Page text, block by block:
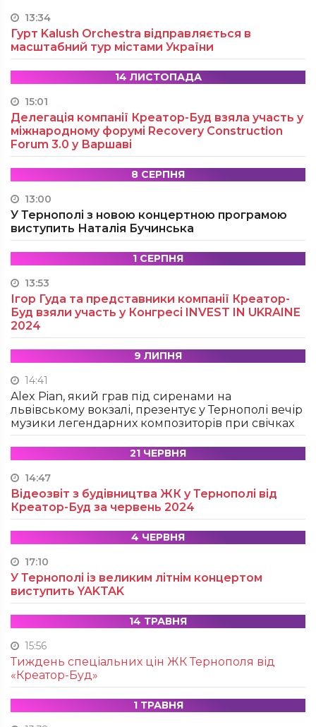
13:34
Гурт Kalush Orchestra відправляється в
масштабний тур містами України
14 ЛИСТОПАДА
15:01
Делегація компанії Креатор-Буд взяла участь у
міжнародному форумі Recovery Construction
Forum 3.0 у Варшаві
8 СЕРПНЯ
13:00
У Тернополі з новою концертною програмою
виступить Наталія Бучинська
1 СЕРПНЯ
13:53
Ігор Гуда та представники компанії Креатор-
Буд взяли участь у Конгресі INVEST IN UKRAINE
2024
9 ЛИПНЯ
14:41
Alex Pian, який грав під сиренами на
львівському вокзалі, презентує у Тернополі вечір
музики легендарних композиторів при свічках
21 ЧЕРВНЯ
14:47
Відеозвіт з будівництва ЖК у Тернополі від
Креатор-Буд за червень 2024
4 ЧЕРВНЯ
17:10
У Тернополі із великим літнім концертом
виступить YAKTAK
14 ТРАВНЯ
15:56
Тиждень спеціальних цін ЖК Тернополя від
«Креатор-Буд»
1 ТРАВНЯ